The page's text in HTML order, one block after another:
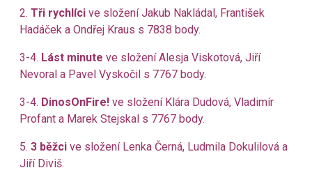
2. Tři rychlíci ve složení Jakub Nakládal, František
Hadáček a Ondřej Kraus s 7838 body.
3-4. Lást minute ve složení Alesja Viskotová, Jiří
Nevoral a Pavel Vyskočil s 7767 body.
3-4. DinosOnFire! ve složení Klára Dudová, Vladimír
Profant a Marek Stejskal s 7767 body.
5. 3 běžci ve složení Lenka Černá, Ludmila Dokulilová a
Jiří Diviš.